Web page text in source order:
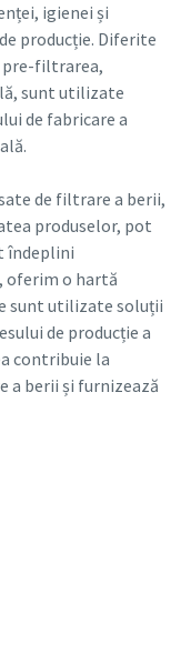
igienei și
producție. Diferite
pre-filtrarea,
sunt utilizate
de fabricare a
de filtrare a berii,
produselor, pot
îndeplini
oferim o hartă
sunt utilizate soluții
de producție a
contribuie la
a berii și furnizează